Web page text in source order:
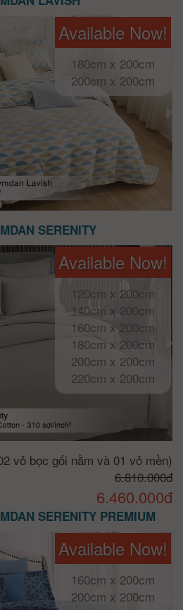
Available Now!
180cm x 200cm
200cm x 200cm
SERENITY
Available Now!
120cm x 200cm
140cm x 200cm
160cm x 200cm
180cm x 200cm
200cm x 200cm
220cm x 200cm
vỏ bọc gối nằm và 01 vỏ mền)
6.810.000đ
6.460.000đ
SERENITY PREMIUM
Available Now!
160cm x 200cm
200cm x 200cm